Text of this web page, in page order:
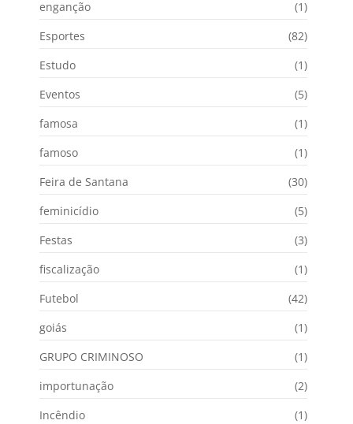
enganção
(1)
Esportes
(82)
Estudo
(1)
Eventos
(5)
famosa
(1)
famoso
(1)
Feira de Santana
(30)
feminicídio
(5)
Festas
(3)
fiscalização
(1)
Futebol
(42)
goiás
(1)
GRUPO CRIMINOSO
(1)
importunação
(2)
Incêndio
(1)